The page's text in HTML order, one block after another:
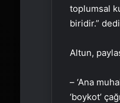
toplumsal
biridir.”
Altun,
– ‘Ana
‘boykot’